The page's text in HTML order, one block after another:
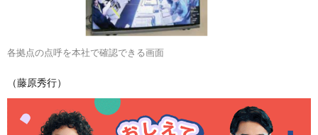
各拠点の点呼を本社で確認できる画面
（藤原秀行）